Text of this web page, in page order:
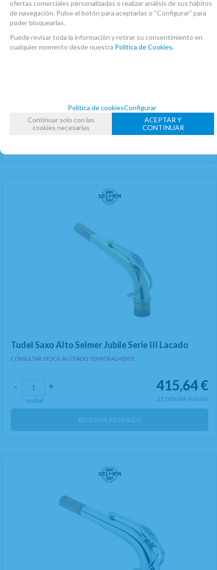
1.412,48
21.00% IVA incluido
unidad
Tudel Saxo Alto Selmer Jubile Serie III Lacado
CONSULTAR STOCK. AGOTADO TEMPORALMENTE.
415,64€
21.00% IVA incluido
- +
unidad
RESERVA PREPAGO
ofertas comerciales personalizadas o realizar análisis de sus hábitos
de navegación. Pulse el botón para aceptarlas o “Configurar” para
poder bloquearlas.
Puede revisar toda la información y retirar su consentimiento en
cualquier momento desde nuestra Política de Cookies.
Política de cookiesConfigurar
Continuar solo con las
cookies necesarias
ACEPTAR Y
CONTINUAR